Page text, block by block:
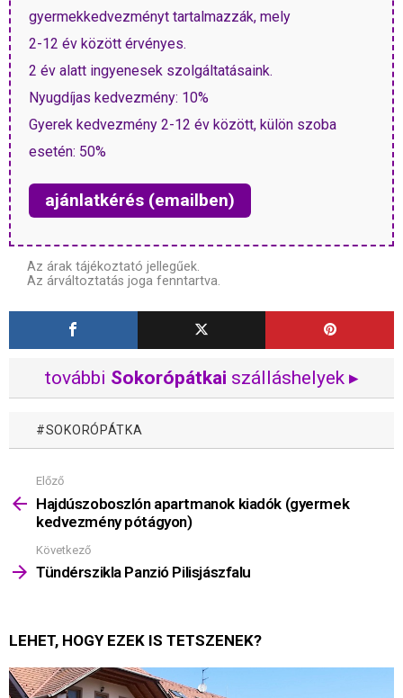
gyermekkedvezményt tartalmazzák, mely
2-12 év között érvényes.
2 év alatt ingyenesek szolgáltatásaink.
Nyugdíjas kedvezmény: 10%
Gyerek kedvezmény 2-12 év között, külön szoba
esetén: 50%
ajánlatkérés (emailben)
Az árak tájékoztató jellegűek.
Az árváltoztatás joga fenntartva.
további Sokorópátkai szálláshelyek ▸
SOKORÓPÁTKA
Mutass
többet
Előző
Hajdúszoboszlón apartmanok kiadók (gyermek
kedvezmény pótágyon)
Következő
Tündérszikla Panzió Pilisjászfalu
LEHET, HOGY EZEK IS TETSZENEK?